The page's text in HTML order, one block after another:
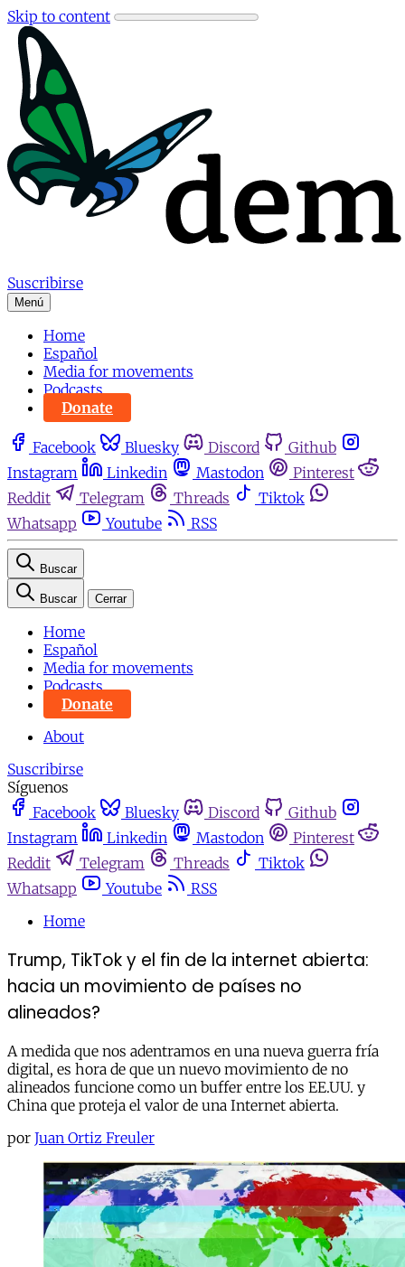
Skip to content
Suscribirse
Menú
Home
Español
Media for movements
Podcasts
Donate
Facebook Bluesky Discord
Github
Instagram
Linkedin Mastodon
Pinterest
Reddit
Telegram Threads
Tiktok
Whatsapp
Youtube RSS
Buscar
Buscar Cerrar
Home
Español
Media for movements
Podcasts
Donate
About
Suscribirse
Síguenos
Facebook
Bluesky Discord
Github
Instagram
Linkedin Mastodon
Pinterest
Reddit
Telegram Threads
Tiktok
Whatsapp
Youtube
RSS
Home
Trump, TikTok y el fin de la internet abierta:
hacia un movimiento de países no
alineados?
A medida que nos adentramos en una nueva guerra fría
digital, es hora de que un nuevo movimiento de no
alineados funcione como un buffer entre los EE.UU. y
China que proteja el valor de una Internet abierta.
por Juan Ortiz Freuler